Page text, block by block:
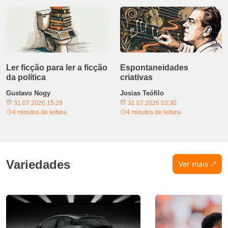
Ler ficção para ler a ficção
da política
Gustavo Nogy
31.07.2026 15:29
4 minutos de leitura
Espontaneidades
criativas
Josias Teófilo
31.07.2026 03:30
4 minutos de leitura
Variedades Ver mais